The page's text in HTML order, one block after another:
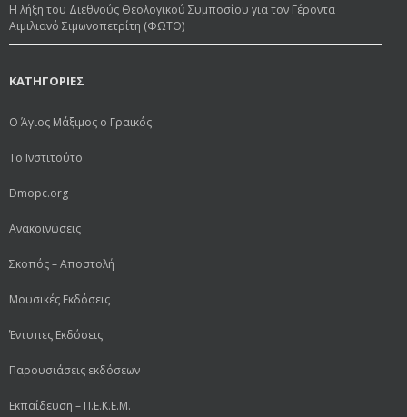
Η λήξη του Διεθνούς Θεολογικού Συμποσίου για τον Γέροντα
Αιμιλιανό Σιμωνοπετρίτη (ΦΩΤΟ)
ΚΑΤΗΓΟΡΙΕΣ
Ο Άγιος Μάξιμος ο Γραικός
Το Ινστιτούτο
Dmopc.org
Ανακοινώσεις
Σκοπός – Αποστολή
Μουσικές Εκδόσεις
Έντυπες Εκδόσεις
Παρουσιάσεις εκδόσεων
Εκπαίδευση – Π.Ε.Κ.Ε.Μ.